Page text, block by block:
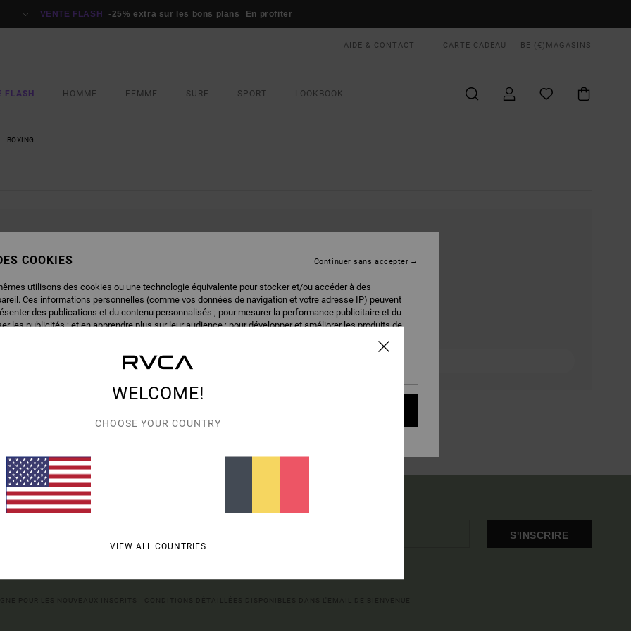
VENTE FLASH -25% extra sur les bons plans En profiter
AIDE & CONTACT CARTE CADEAU BE (€) MAGASINS
FLASH HOMME FEMME SURF SPORT LOOKBOOK
BOXING
PRODUITS SERONT BIENTÔT DE RETOUR
RÉSULTAT POUR VOTRE RECHERCHE.
CATÉGORIES POUR TROUVER CE QUE VOUS CHERCHEZ.
PREMIÈRE
LES NOUVEAUX PRODUITS ET DERNIÈRES COLLAB'
S'INSCRIRE
WELCOME!
CHOOSE YOUR COUNTRY
VIEW ALL COUNTRIES
COOKIES
utilisons des cookies ou une technologie équivalente pour stocker et/ou accéder à des
Ces informations personnelles (comme vos données de navigation et votre adresse IP) peuvent
des publications et du contenu personnalisés ; pour mesurer la performance publicitaire et du
les publicités ; et en apprendre plus sur leur audience ; pour développer et améliorer les produits de
paramétrer vos choix pour accepter ou non les cookies soumis à votre consentement, ou vous y
concernés ne relèvent pas de votre consentement (tels que certains cookies de mesure
consultez notre :
Politique d'utilisation des cookies
Continuer sans accepter